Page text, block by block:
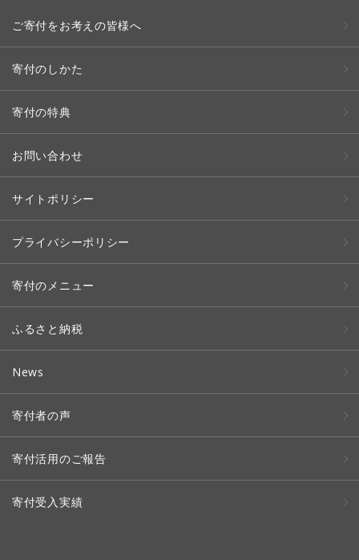
ご寄付をお考えの皆様へ
寄付のしかた
寄付の特典
お問い合わせ
サイトポリシー
プライバシーポリシー
寄付のメニュー
ふるさと納税
News
寄付者の声
寄付活用のご報告
寄付受入実績